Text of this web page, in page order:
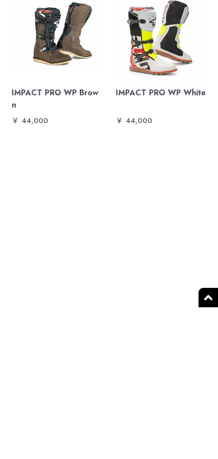
IMPACT PRO WP Brow
n
￥ 44,000
IMPACT PRO WP White
￥ 44,000